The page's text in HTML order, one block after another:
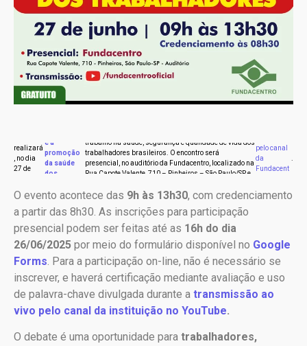
realizará
, no dia
27 de
e a
promoção
da saúde
dos
es”
trabalho na saúde, segurança e qualidade de vida dos
trabalhadores brasileiros. O encontro será
presencial, no auditório da Fundacentro, localizado na
Rua Capote Valente, 710 – Pinheiros – São Paulo/SP, e
pelo canal
da
Fundacent
O evento acontece das 9h às 13h30, com credenciamento
a partir das 8h30. As inscrições para participação
presencial podem ser feitas até as 16h do dia
26/06/2025 por meio do formulário disponível no Google
Forms . Para a participação on-line, não é necessário se
inscrever, e haverá certificação mediante avaliação e uso
de palavra-chave divulgada durante a transmissão ao
vivo pelo canal da instituição no YouTube.
O debate é uma oportunidade para trabalhadores,